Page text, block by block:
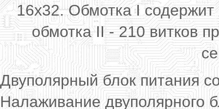
16х32. Обмотка I
обмотка II - 210 витков
Двуполярный блок питания
Налаживание двуполярного